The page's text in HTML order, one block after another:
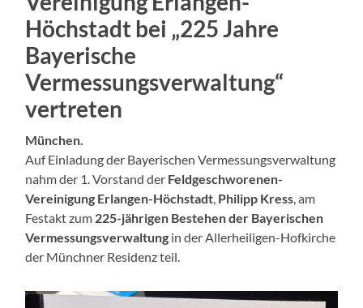
Höchstadt bei „225 Jahre
Bayerische
Vermessungsverwaltung“
vertreten
München.
Auf Einladung der Bayerischen Vermessungsverwaltung
nahm der 1. Vorstand der Feldgeschworenen-
Vereinigung Erlangen-Höchstadt Philipp Kress , am
Festakt zum 225-jährigen Bestehen der Bayerischen
Vermessungsverwaltung in der Allerheiligen-Hofkirche
der Münchner Residenz teil.